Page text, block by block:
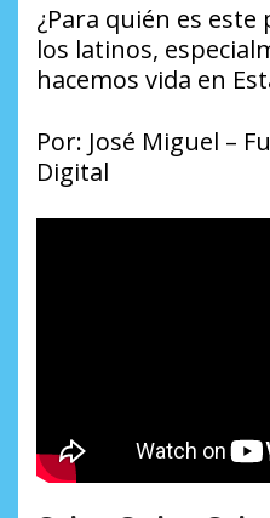
¿Para quién es este
los latinos,
hacemos vida en
Por: José Miguel –
Digital